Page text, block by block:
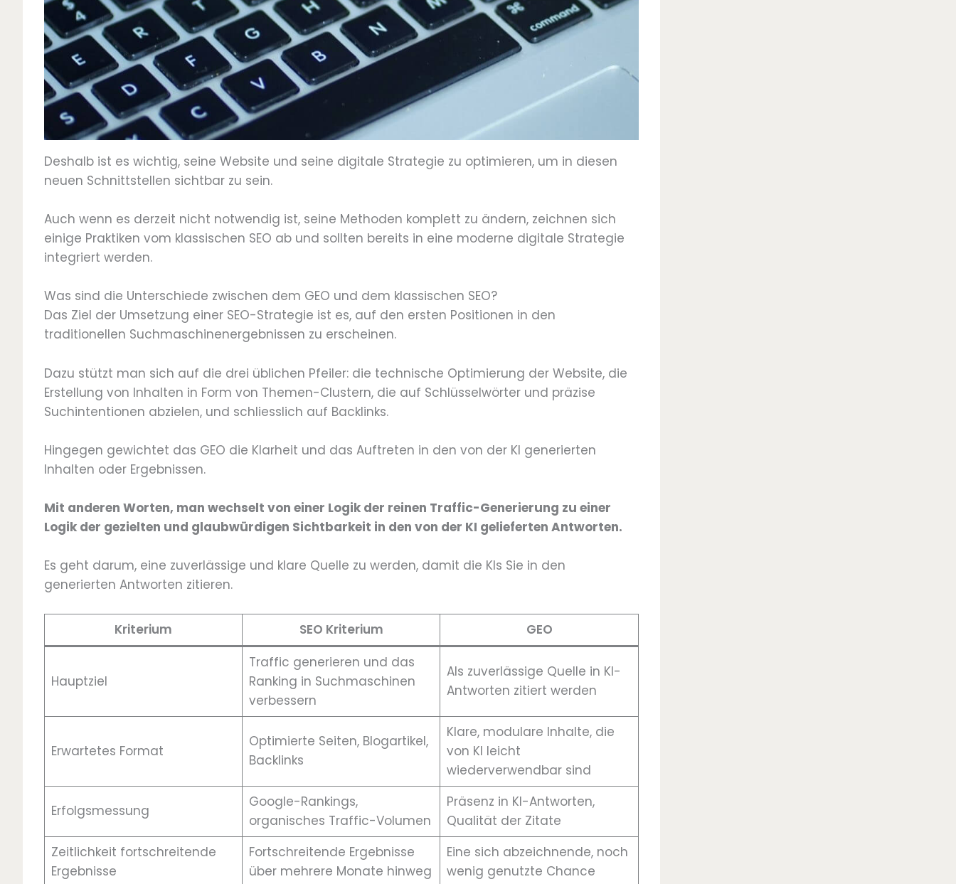
Deshalb ist es wichtig, seine Website und seine digitale Strategie zu optimieren, um in diesen
neuen Schnittstellen sichtbar zu sein.
Auch wenn es derzeit nicht notwendig ist, seine Methoden komplett zu ändern, zeichnen sich
einige Praktiken vom klassischen SEO ab und sollten bereits in eine moderne digitale Strategie
integriert werden.
Was sind die Unterschiede zwischen dem GEO und dem klassischen SEO?
Das Ziel der Umsetzung einer SEO-Strategie ist es, auf den ersten Positionen in den
traditionellen Suchmaschinenergebnissen zu erscheinen.
Dazu stützt man sich auf die drei üblichen Pfeiler: die technische Optimierung der Website, die
Erstellung von Inhalten in Form von Themen-Clustern, die auf Schlüsselwörter und präzise
Suchintentionen abzielen, und schliesslich auf Backlinks.
Hingegen gewichtet das GEO die Klarheit und das Auftreten in den von der KI generierten
Inhalten oder Ergebnissen.
Mit anderen Worten, man wechselt von einer Logik der reinen Traffic-Generierung zu einer
Logik der gezielten und glaubwürdigen Sichtbarkeit in den von der KI gelieferten Antworten.
Es geht darum, eine zuverlässige und klare Quelle zu werden, damit die KIs Sie in den
generierten Antworten zitieren.
Kriterium SEO Kriterium GEO
Hauptziel
Traffic generieren und das
Ranking in Suchmaschinen
verbessern
Als zuverlässige Quelle in KI-
Antworten zitiert werden
Erwartetes Format
Optimierte Seiten, Blogartikel,
Backlinks
Klare, modulare Inhalte, die
von KI leicht
wiederverwendbar sind
Erfolgsmessung
Google-Rankings,
organisches Traffic-Volumen
Präsenz in KI-Antworten,
Qualität der Zitate
Zeitlichkeit fortschreitende
Ergebnisse
Fortschreitende Ergebnisse
über mehrere Monate hinweg
Eine sich abzeichnende, noch
wenig genutzte Chance